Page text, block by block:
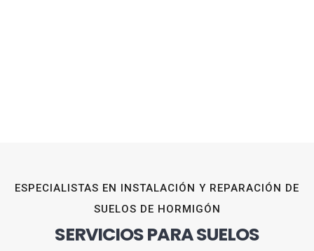
ESPECIALISTAS EN INSTALACIÓN Y REPARACIÓN DE
SUELOS DE HORMIGÓN
SERVICIOS PARA SUELOS